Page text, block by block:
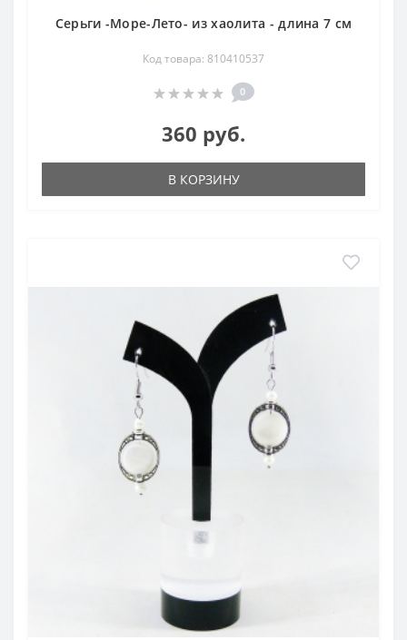
Серьги -Море-Лето- из хаолита - длина 7 см
Код товара: 810410537
0
360 руб.
В КОРЗИНУ